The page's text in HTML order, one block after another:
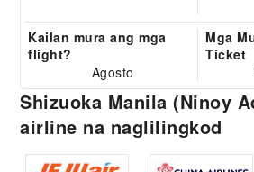
Kailan mura ang mga
flight?
Agosto
Mga
Ticket
Shizuoka Manila (Ninoy
airline na naglilingkod